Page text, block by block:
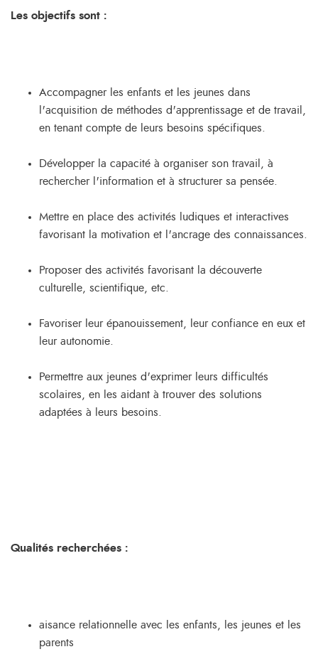
Les objectifs sont :
Accompagner les enfants et les jeunes dans
l'acquisition de méthodes d'apprentissage et de travail,
en tenant compte de leurs besoins spécifiques.
Développer la capacité à organiser son travail, à
rechercher l'information et à structurer sa pensée.
Mettre en place des activités ludiques et interactives
favorisant la motivation et l'ancrage des connaissances.
Proposer des activités favorisant la découverte
culturelle, scientifique, etc.
Favoriser leur épanouissement, leur confiance en eux et
leur autonomie.
Permettre aux jeunes d'exprimer leurs difficultés
scolaires, en les aidant à trouver des solutions
adaptées à leurs besoins.
Qualités recherchées :
aisance relationnelle avec les enfants, les jeunes et les
parents